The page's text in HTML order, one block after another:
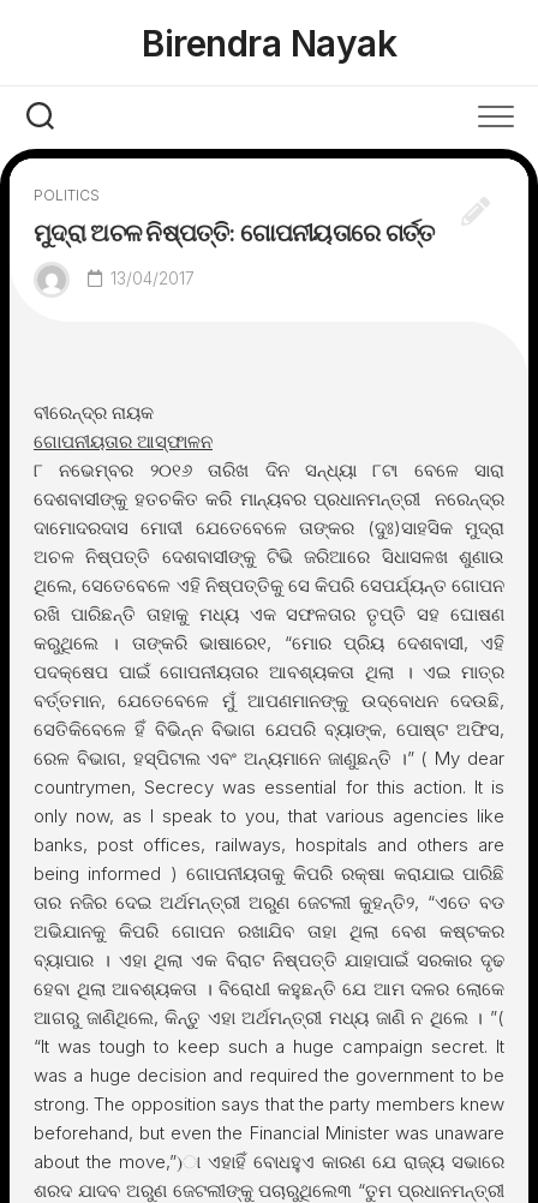
Birendra Nayak
POLITICS
ମୁଦ୍ରା ଅଚଳ ନିଷ୍ପତ୍ତି: ଗୋପନୀୟତାରେ ଗର୍ତ୍ତ
13/04/2017
ବୀରେନ୍ଦ୍ର ନାୟକ
ଗୋପନୀୟତାର ଆସ୍ଫାଳନ
୮ ନଭେମ୍ବର ୨୦୧୬ ତାରିଖ ଦିନ ସନ୍ଧ୍ୟା ୮ଟା ବେଳେ ସାରା
ଦେଶବାସୀଙ୍କୁ ହତଚକିତ କରି ମାନ୍ୟବର ପ୍ରଧାନମନ୍ତ୍ରୀ ନରେନ୍ଦ୍ର
ଦାମୋଦରଦାସ ମୋଦୀ ଯେତେବେଳେ ତାଙ୍କର (ଦୁଃ)ସାହସିକ ମୁଦ୍ରା
ଅଚଳ ନିଷ୍ପତ୍ତି ଦେଶବାସୀଙ୍କୁ ଟିଭି ଜରିଆରେ ସିଧାସଳଖ ଶୁଣାଉ
ଥିଲେ, ସେତେବେଳେ ଏହି ନିଷ୍ପତ୍ତିକୁ ସେ କିପରି ସେପର୍ଯ୍ୟନ୍ତ ଗୋପନ
ରଖି ପାରିଛନ୍ତି ତାହାକୁ ମଧ୍ୟ ଏକ ସଫଳତାର ତୃପ୍ତି ସହ ଘୋଷଣ
କରୁଥିଲେ । ତାଙ୍କରି ଭାଷାରେ୧, “ମୋର ପ୍ରିୟ ଦେଶବାସୀ, ଏହି
ପଦକ୍ଷେପ ପାଇଁ ଗୋପନୀୟତାର ଆବଶ୍ୟକତା ଥିଲା । ଏଇ ମାତ୍ର
ବର୍ତ୍ତମାନ, ଯେତେବେଳେ ମୁଁ ଆପଣମାନଙ୍କୁ ଉଦ୍ବୋଧନ ଦେଉଛି,
ସେତିକିବେଳେ ହିଁ ବିଭିନ୍ନ ବିଭାଗ ଯେପରି ବ୍ୟାଙ୍କ, ପୋଷ୍ଟ ଅଫିସ,
ରେଳ ବିଭାଗ, ହସ୍ପିଟାଲ ଏବଂ ଅନ୍ୟମାନେ ଜାଣୁଛନ୍ତି ।” ( My dear
countrymen, Secrecy was essential for this action. It is
only now, as I speak to you, that various agencies like
banks, post offices, railways, hospitals and others are
being informed ) ଗୋପନୀୟତାକୁ କିପରି ରକ୍ଷା କରାଯାଇ ପାରିଛି
ତାର ନଜିର ଦେଇ ଅର୍ଥମନ୍ତ୍ରୀ ଅରୁଣ ଜେଟଲୀ କୁହନ୍ତି୨, “ଏତେ ବଡ
ଅଭିଯାନକୁ କିପରି ଗୋପନ ରଖାଯିବ ତାହା ଥିଲା ବେଶ କଷ୍ଟକର
ବ୍ୟାପାର । ଏହା ଥିଲା ଏକ ବିରାଟ ନିଷ୍ପତ୍ତି ଯାହାପାଇଁ ସରକାର ଦୃଢ
ହେବା ଥିଲା ଆବଶ୍ୟକତା । ବିରୋଧୀ କହୁଛନ୍ତି ଯେ ଆମ ଦଳର ଲୋକେ
ଆଗରୁ ଜାଣିଥିଲେ, କିନ୍ତୁ ଏହା ଅର୍ଥମନ୍ତ୍ରୀ ମଧ୍ୟ ଜାଣି ନ ଥିଲେ । ”(
“It was tough to keep such a huge campaign secret. It
was a huge decision and required the government to be
strong. The opposition says that the party members knew
beforehand, but even the Financial Minister was unaware
about the move,”)ା ଏହାହିଁ ବୋଧହୁଏ କାରଣ ଯେ ରାଜ୍ୟ ସଭାରେ
ଶରଦ ଯାଦବ ଅରୁଣ ଜେଟଲୀଙ୍କୁ ପଚାରୁଥିଲେ୩ “ତୁମ ପ୍ରଧାନମନ୍ତ୍ରୀ